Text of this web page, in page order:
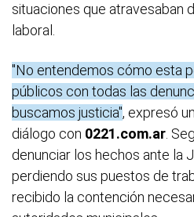
situaciones que atravesaban
laboral.
"No entendemos cómo esta
públicos con todas las
buscamos justicia", expresó
diálogo con 0221.com.ar .
denunciar los hechos ante la
perdiendo sus puestos de
recibido la contención